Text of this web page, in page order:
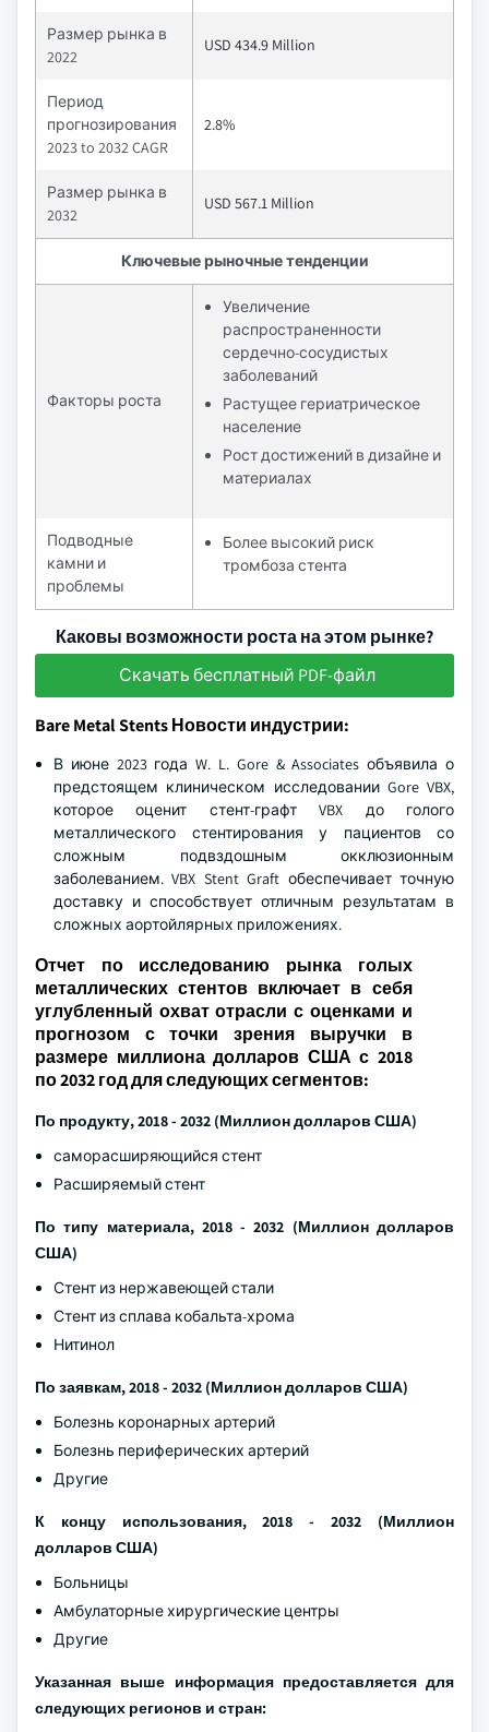
Размер рынка в
2022
USD 434.9 Million
Период
прогнозирования
2023 to 2032 CAGR
2.8%
Размер рынка в
2032
USD 567.1 Million
Ключевые рыночные тенденции
Факторы роста
Увеличение
распространенности
сердечно-сосудистых
заболеваний
Растущее гериатрическое
население
Рост достижений в дизайне и
материалах
Подводные
камни и
проблемы
Более высокий риск
тромбоза стента
Каковы возможности роста на этом рынке?
Скачать бесплатный PDF-файл
Bare Metal Stents Новости индустрии:
В июне 2023 года W. L. Gore & Associates объявила о
предстоящем клиническом исследовании Gore VBX,
которое оценит стент-графт VBX до голого
металлического стентирования у пациентов со
сложным подвздошным окклюзионным
заболеванием. VBX Stent Graft обеспечивает точную
доставку и способствует отличным результатам в
сложных аортойлярных приложениях.
Отчет по исследованию рынка голых
металлических стентов включает в себя
углубленный охват отрасли с оценками и
прогнозом с точки зрения выручки в
размере миллиона долларов США с 2018
по 2032 год для следующих сегментов:
По продукту, 2018 - 2032 (Миллион долларов США)
саморасширяющийся стент
Расширяемый стент
По типу материала, 2018 - 2032 (Миллион долларов
США)
Стент из нержавеющей стали
Стент из сплава кобальта-хрома
Нитинол
По заявкам, 2018 - 2032 (Миллион долларов США)
Болезнь коронарных артерий
Болезнь периферических артерий
Другие
К концу использования, 2018 - 2032 (Миллион
долларов США)
Больницы
Амбулаторные хирургические центры
Другие
Указанная выше информация предоставляется для
следующих регионов и стран: